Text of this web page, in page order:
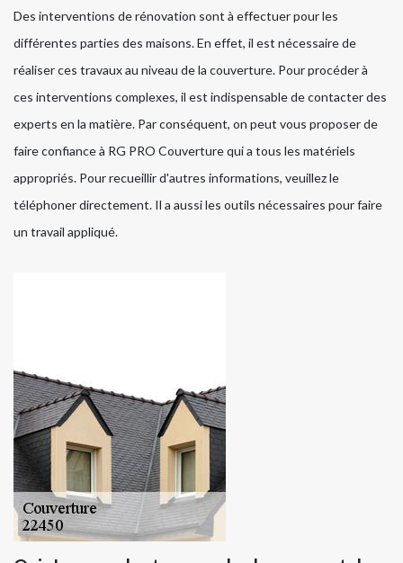
Des interventions de rénovation sont à effectuer pour les
différentes parties des maisons. En effet, il est nécessaire de
réaliser ces travaux au niveau de la couverture. Pour procéder à
ces interventions complexes, il est indispensable de contacter des
experts en la matière. Par conséquent, on peut vous proposer de
faire confiance à RG PRO Couverture qui a tous les matériels
appropriés. Pour recueillir d'autres informations, veuillez le
téléphoner directement. Il a aussi les outils nécessaires pour faire
un travail appliqué.